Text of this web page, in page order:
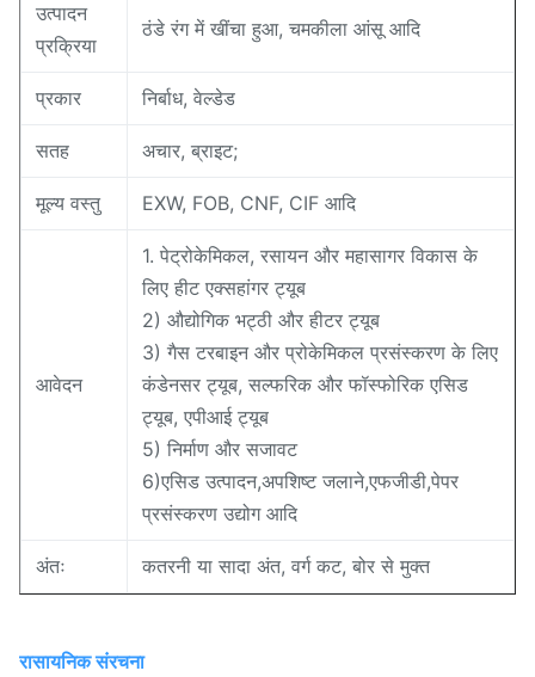
उत्पादन
प्रक्रिया
ठंडे रंग में खींचा हुआ, चमकीला आंसू आदि
प्रकार निर्बाध, वेल्डेड
सतह अचार, ब्राइट;
मूल्य वस्तु EXW, FOB, CNF, CIF आदि
आवेदन
1. पेट्रोकेमिकल, रसायन और महासागर विकास के
लिए हीट एक्सहांगर ट्यूब
2) औद्योगिक भट्ठी और हीटर ट्यूब
3) गैस टरबाइन और प्रोकेमिकल प्रसंस्करण के लिए
कंडेनसर ट्यूब, सल्फरिक और फॉस्फोरिक एसिड
ट्यूब, एपीआई ट्यूब
5) निर्माण और सजावट
6)एसिड उत्पादन,अपशिष्ट जलाने,एफजीडी,पेपर
प्रसंस्करण उद्योग आदि
अंतः कतरनी या सादा अंत, वर्ग कट, बोर से मुक्त
रासायनिक संरचना